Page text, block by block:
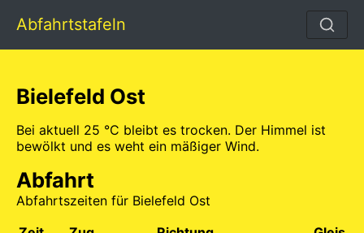
Abfahrtstafeln
Bielefeld Ost
Bei aktuell 25 °C bleibt es trocken. Der Himmel ist
bewölkt und es weht ein mäßiger Wind.
Abfahrt
Abfahrtszeiten für Bielefeld Ost